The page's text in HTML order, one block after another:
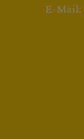
E-Mail: